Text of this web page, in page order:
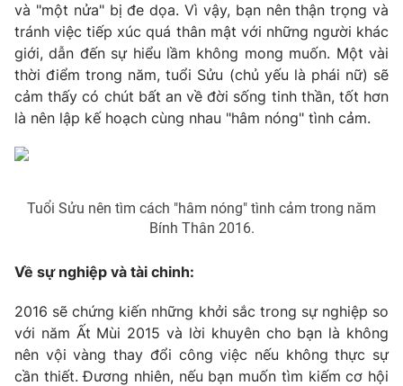
® Cấm sao chép dưới mọi hình thức nếu không có sự chấp
thông tin từ website này.
và "một nửa" bị đe dọa. Vì vậy, bạn nên thận trọng và
tránh việc tiếp xúc quá thân mật với những người khác
giới, dẫn đến sự hiểu lầm không mong muốn. Một vài
thời điểm trong năm, tuổi Sửu (chủ yếu là phái nữ) sẽ
cảm thấy có chút bất an về đời sống tinh thần, tốt hơn
là nên lập kế hoạch cùng nhau "hâm nóng" tình cảm.
Tuổi Sửu nên tìm cách "hâm nóng" tình cảm trong năm
Bính Thân 2016.
Về sự nghiệp và tài chinh:
2016 sẽ chứng kiến những khởi sắc trong sự nghiệp so
với năm Ất Mùi 2015 và lời khuyên cho bạn là không
nên vội vàng thay đổi công việc nếu không thực sự
cần thiết. Đương nhiên, nếu bạn muốn tìm kiếm cơ hội